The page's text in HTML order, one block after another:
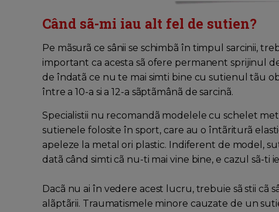
Când sã-mi iau alt fel de sutien?
Pe mãsurã ce sânii se schimbã în timpul sarcinii,
important ca acesta sã ofere permanent sprijinul
de îndatã ce nu te mai simti bine cu sutienul tãu
între a 10-a si a 12-a sãptãmânã de sarcinã.
Specialistii nu recomandã modelele cu schelet
sutienele folosite în sport, care au o întãriturã
apeleze la metal ori plastic. Indiferent de model,
datã când simti cã nu-ti mai vine bine, e cazul sã-ti
Dacã nu ai în vedere acest lucru, trebuie sã stii cã
alãptãrii. Traumatismele minore cauzate de un